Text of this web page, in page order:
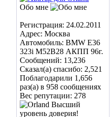
Обо мне
Регистрация: 24.02.2011
Адрес: Москва
Автомобиль: BMW E36
323i M52B28 АКПП 96г.
Сообщений: 13,236
Сказал(а) спасибо: 2,521
Поблагодарили 1,656
раз(а) в 958 сообщениях
Вес репутации: 278